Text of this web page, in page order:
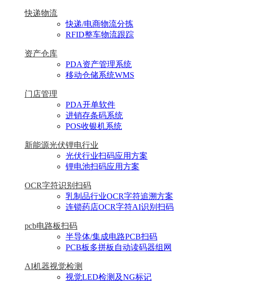
快递物流
快递/电商物流分拣
RFID整车物流跟踪
资产仓库
PDA资产管理系统
移动仓储系统WMS
门店管理
PDA开单软件
进销存条码系统
POS收银机系统
新能源光伏锂电行业
光伏行业扫码应用方案
锂电池扫码应用方案
OCR字符识别扫码
乳制品行业OCR字符追溯方案
连锁药店OCR字符AI识别扫码
pcb电路板扫码
半导体/集成电路PCB扫码
PCB板多拼板自动读码器组网
AI机器视觉检测
视觉LED检测及NG标记